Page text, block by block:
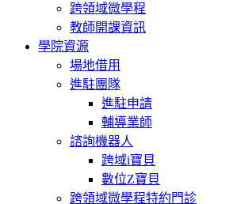
跨領域微學程
教師開課資訊
學院資源
場地借用
進駐團隊
進駐申請
輔導業師
諮詢機器人
跨域i寶貝
數位Z寶貝
跨領域微學程特約門診